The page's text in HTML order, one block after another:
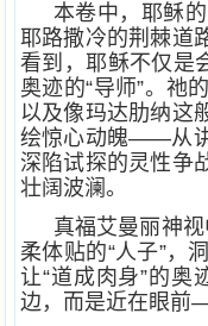
本卷中，耶稣
耶路撒冷的荆棘道
看到，耶稣不仅是
奥迹的“导师”。祂
以及像玛达肋纳这
绘惊心动魄——从
深陷试探的灵性争
壮阔波澜。
真福艾曼丽神
柔体贴的“人子”，
让“道成肉身”的
边，而是近在眼前